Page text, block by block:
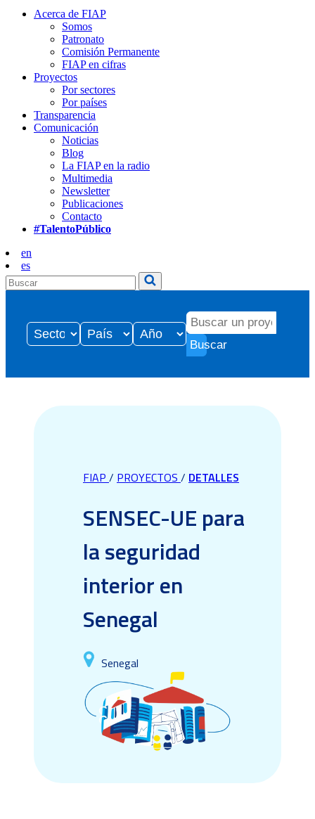
Acerca de FIAP
Somos
Patronato
Comisión Permanente
FIAP en cifras
Proyectos
Por sectores
Por países
Transparencia
Comunicación
Noticias
Blog
La FIAP en la radio
Multimedia
Newsletter
Publicaciones
Contacto
#TalentoPúblico
en
es
Buscar
FIAP / PROYECTOS / DETALLES
SENSEC-UE para
la seguridad
interior en
Senegal
Senegal